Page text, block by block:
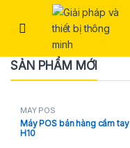
Skip to navigation
Skip to content
Open
SẢN PHẨM MỚI
MÁY POS
Máy POS bán hàng cầm tay
H10